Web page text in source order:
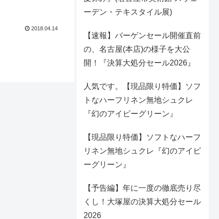
2018.04.14
ーデン・テキスタイル展)
【速報】バーゲンセール開催直前
の、名古屋(本店)の様子を大公
開！『決算大処分セール2026』
人気です。【現品限り特価】ソフ
トなハーフリネン無地シュクレ
『幻のアイビーグリーン』
【現品限り特価】ソフトなハーフ
リネン無地シュクレ『幻のアイビ
ーグリーン』
【予告編】年に一度の徹底売り尽
くし！大塚屋の決算大処分セール
2026